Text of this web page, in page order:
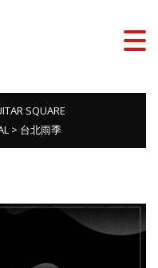
SQUARE
> 台北雨季